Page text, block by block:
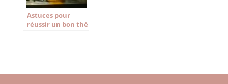
Astuces pour
réussir un bon thé